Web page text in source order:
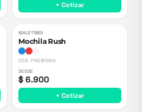
+ Cotizar
MALETINES
Mochila Rush
CÓD.PROB1986
DESDE
$ 6.900
+ Cotizar